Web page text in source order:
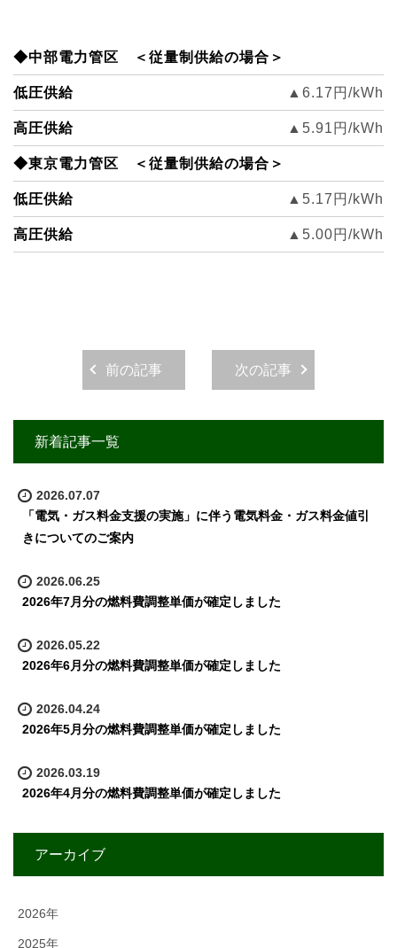
◆中部電力管区 ＜従量制供給の場合＞
低圧供給 ▲6.17円/kWh
高圧供給 ▲5.91円/kWh
◆東京電力管区 ＜従量制供給の場合＞
低圧供給 ▲5.17円/kWh
高圧供給 ▲5.00円/kWh
前の記事 次の記事
新着記事一覧
2026.07.07
「電気・ガス料金支援の実施」に伴う電気料金・ガス料金値引
きについてのご案内
2026.06.25
2026年7月分の燃料費調整単価が確定しました
2026.05.22
2026年6月分の燃料費調整単価が確定しました
2026.04.24
2026年5月分の燃料費調整単価が確定しました
2026.03.19
2026年4月分の燃料費調整単価が確定しました
アーカイブ
2026年
2025年